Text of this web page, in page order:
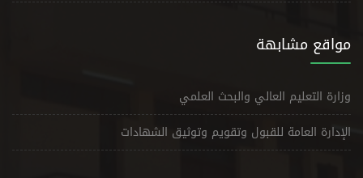
مواقع مشابهة
وزارة التعليم العالي والبحث العلمي
الإدارة العامة للقبول وتقويم وتوثيق الشهادات